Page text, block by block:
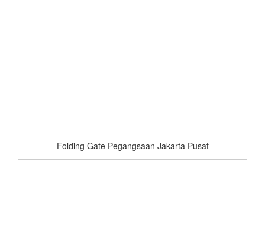
Folding Gate Pegangsaan Jakarta Pusat